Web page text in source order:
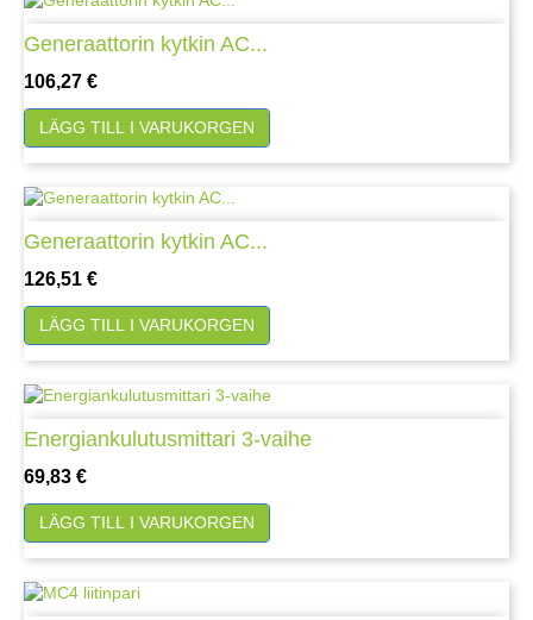
Generaattorin kytkin AC...
Pris
106,27 €
LÄGG TILL I VARUKORGEN
Generaattorin kytkin AC...
Pris
126,51 €
LÄGG TILL I VARUKORGEN
Energiankulutusmittari 3-vaihe
Pris
69,83 €
LÄGG TILL I VARUKORGEN